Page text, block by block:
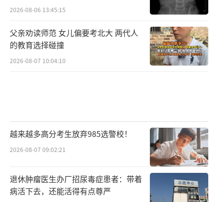
2026-08-06 13:45:15
父亲劝读师范 女儿偏要考北大 两代人
的教育选择碰撞
2026-08-07 10:04:10
越来越多高分考生放弃985选警校！
2026-08-07 09:02:21
退休肿瘤医生办厂招尿毒症患者：带着
病活下去，还能活得有点尊严